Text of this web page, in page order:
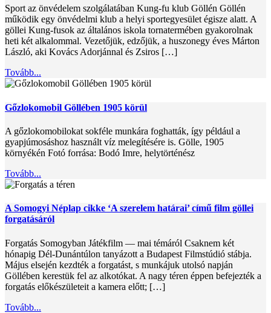
Sport az önvédelem szolgálatában Kung-fu klub Göllén Göllén
működik egy önvédelmi klub a helyi sportegyesület égisze alatt. A
göllei Kung-fusok az általános iskola tornatermében gyakorolnak
heti két alkalommal. Vezetőjük, edzőjük, a huszonegy éves Márton
László, aki Kovács Adorjánnal és Zsiros […]
Tovább...
Gőzlokomobil Göllében 1905 körül
A gőzlokomobilokat sokféle munkára foghatták, így például a
gyapjúmosáshoz használt víz melegítésére is. Gölle, 1905
környékén Fotó forrása: Bodó Imre, helytörténész
Tovább...
A Somogyi Néplap cikke ‘A szerelem határai’ című film göllei
forgatásáról
Forgatás Somogyban Játékfilm — mai témáról Csaknem két
hónapig Dél-Dunántúlon tanyázott a Budapest Filmstúdió stábja.
Május elsején kezdték a forgatást, s munkájuk utolsó napján
Göllében kerestük fel az alkotókat. A nagy téren éppen befejezték a
forgatás előkészületeit a kamera előtt; […]
Tovább...